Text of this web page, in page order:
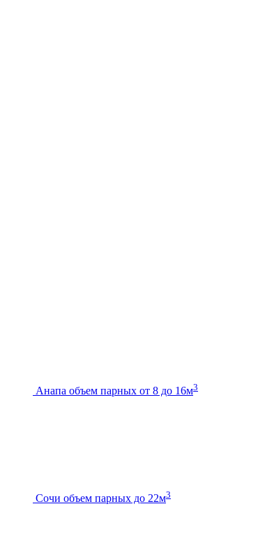
Анапа объем парных от 8 до 16м3
Сочи объем парных до 22м3